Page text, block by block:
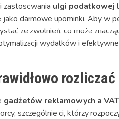
zastosowania ulgi podatkowej
jako darmowe upominki. Aby w
ze zwolnień, co może
wydatków i
gadżetów reklamowych a
szczególnie ci, którzy